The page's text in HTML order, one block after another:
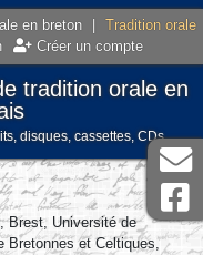
en breton
Tradition orale
Créer un compte
tradition orale en
disques, cassettes, CDs
Brest, Université de
Bretonnes et Celtiques,